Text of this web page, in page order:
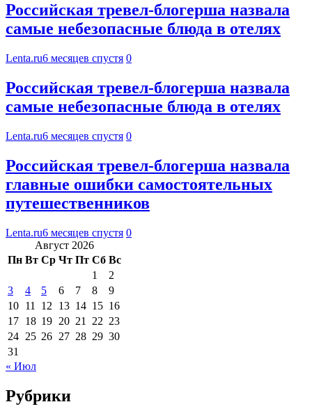
Российская тревел-блогерша назвала
самые небезопасные блюда в отелях
Lenta.ru6 месяцев спустя 0
Российская тревел-блогерша назвала
самые небезопасные блюда в отелях
Lenta.ru6 месяцев спустя 0
Российская тревел-блогерша назвала
главные ошибки самостоятельных
путешественников
Lenta.ru6 месяцев спустя 0
Август 2026
Пн Вт Ср Чт Пт Сб Вс
1
2
3
4 5 6 7 8
9
10 11 12 13 14 15 16
17 18 19 20 21 22 23
24 25 26 27 28 29 30
31
« Июл
Рубрики